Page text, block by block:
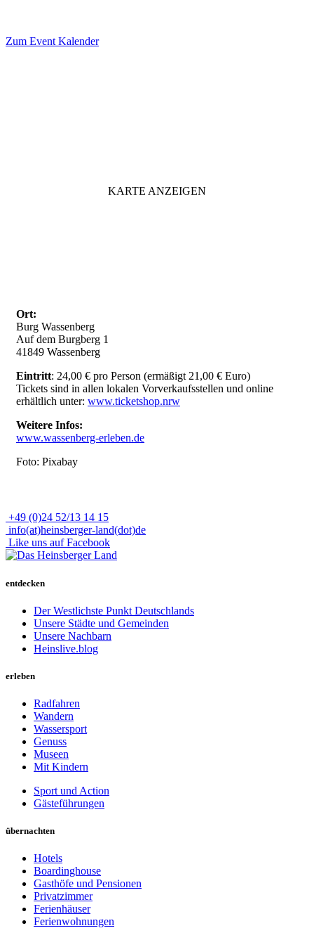
Zum Event Kalender
KARTE ANZEIGEN
Ort:
Burg Wassenberg
Auf dem Burgberg 1
41849 Wassenberg
Eintritt: 24,00 € pro Person (ermäßigt 21,00 € Euro)
Tickets sind in allen lokalen Vorverkaufsstellen und online
erhältlich unter: www.ticketshop.nrw
Weitere Infos:
www.wassenberg-erleben.de
Foto: Pixabay
+49 (0)24 52/13 14 15
info(at)heinsberger-land(dot)de
Like uns auf Facebook
entdecken
Der Westlichste Punkt Deutschlands
Unsere Städte und Gemeinden
Unsere Nachbarn
Heinslive.blog
erleben
Radfahren
Wandern
Wassersport
Genuss
Museen
Mit Kindern
Sport und Action
Gästeführungen
übernachten
Hotels
Boardinghouse
Gasthöfe und Pensionen
Privatzimmer
Ferienhäuser
Ferienwohnungen